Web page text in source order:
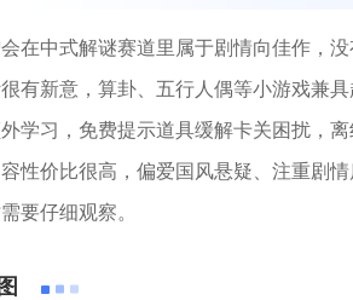
在中式解谜赛道里属于剧情向佳作，
有新意，算卦、五行人偶等小游戏兼
学习，免费提示道具缓解卡关困扰，
性价比很高，偏爱国风悬疑、注重剧
要仔细观察。